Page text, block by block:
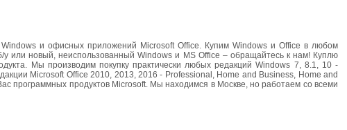
и офисных приложений Microsoft Office. Купим Windows и Office в любом
или новый, неиспользованный Windows и MS Office – обращайтесь к нам! Куплю
Мы производим покупку практически любых редакций Windows 7, 8.1, 10 -
Microsoft Office 2010, 2013, 2016 - Professional, Home and Business, Home and
программных продуктов Microsoft. Мы находимся в Москве, но работаем со всеми